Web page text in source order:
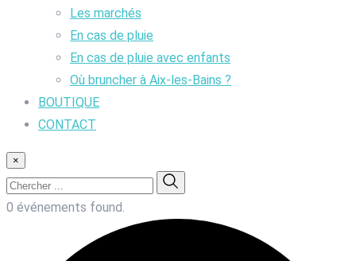
Les marchés
En cas de pluie
En cas de pluie avec enfants
Où bruncher à Aix-les-Bains ?
BOUTIQUE
CONTACT
×
0 événements found.